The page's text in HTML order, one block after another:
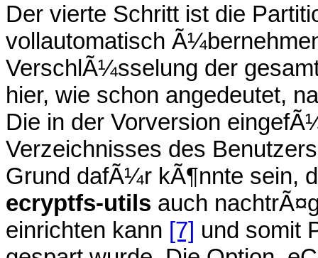
Der vierte Schritt ist die
vollautomatisch
VerschlÃ¼sselung der
hier, wie schon angedeutet,
Die in der Vorversion
Verzeichnisses des
Grund dafÃ¼r kÃ¶nnte sein,
ecryptfs-utils auch
einrichten kann [7] und somit